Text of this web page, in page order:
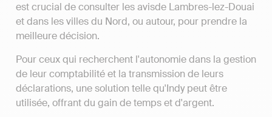
est crucial de consulter les avisde Lambres-lez-Douai
et dans les villes du Nord, ou autour, pour prendre la
meilleure décision.
Pour ceux qui recherchent l'autonomie dans la gestion
de leur comptabilité et la transmission de leurs
déclarations, une solution telle qu'Indy peut être
utilisée, offrant du gain de temps et d'argent.